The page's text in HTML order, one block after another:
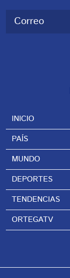
INICIO
PAÍS
MUNDO
DEPORTES
TENDENCIAS
ORTEGATV